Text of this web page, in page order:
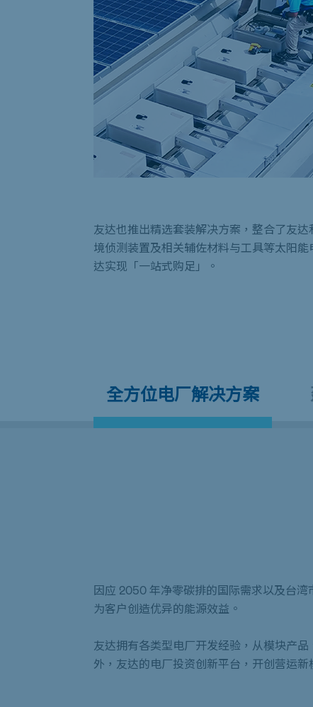
友达也推出精选套装解决方案，整合了友
境侦测装置及相关辅佐材料与工具等太阳
达实现「一站式购足」。
全方位电厂解决方案
因应 2050 年净零碳排的国际需求以及台
为客户创造优异的能源效益。
友达拥有各类型电厂开发经验，从模块产
外，友达的电厂投资创新平台，开创营运新